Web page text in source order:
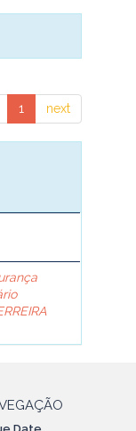
1 next